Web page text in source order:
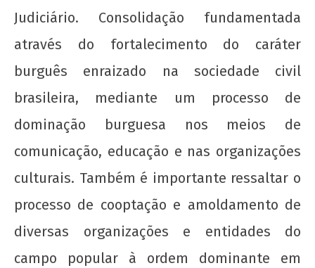
Judiciário. Consolidação fundamentada
através do fortalecimento do caráter
burguês enraizado na sociedade civil
brasileira, mediante um processo de
dominação burguesa nos meios de
comunicação, educação e nas organizações
culturais. Também é importante ressaltar o
processo de cooptação e amoldamento de
diversas organizações e entidades do
campo popular à ordem dominante em